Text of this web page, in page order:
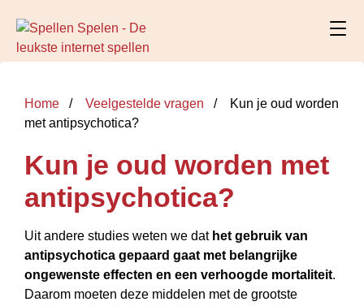
Home Veelgestelde vragen
Kun je oud worden
met antipsychotica?
Kun je oud worden met
antipsychotica?
Uit andere studies weten we dat het gebruik van
antipsychotica gepaard gaat met belangrijke
ongewenste effecten en een verhoogde mortaliteit.
Daarom moeten deze middelen met de grootste